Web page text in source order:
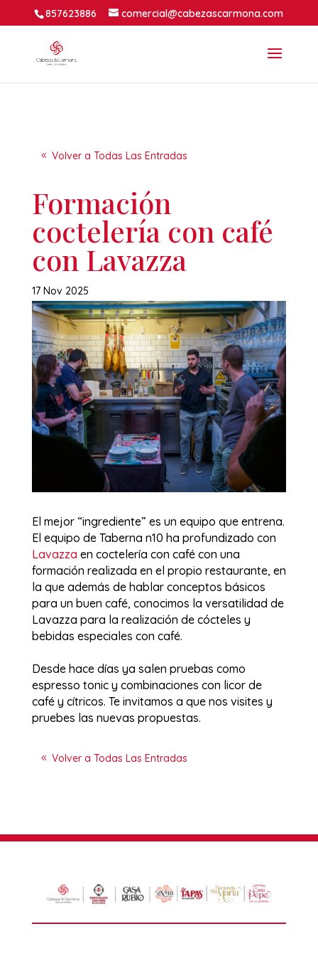
857623886 comercial@cabezascarmona.com
Volver a Todas Las Entradas
Formación
coctelería con café
con Lavazza
17 Nov 2025
El mejor “ingrediente” es un equipo que entrena.
El equipo de Taberna n10 ha profundizado con
Lavazza en coctelería con café con una
formación realizada en el propio restaurante, en
la que además de hablar conceptos básicos
para un buen café, conocimos la versatilidad de
Lavazza para la realización de cócteles y
bebidas especiales con café.
Desde hace días ya salen pruebas como
espresso tonic y combinaciones con licor de
café y cítricos. Te invitamos a que nos visites y
pruebes las nuevas propuestas.
Volver a Todas Las Entradas